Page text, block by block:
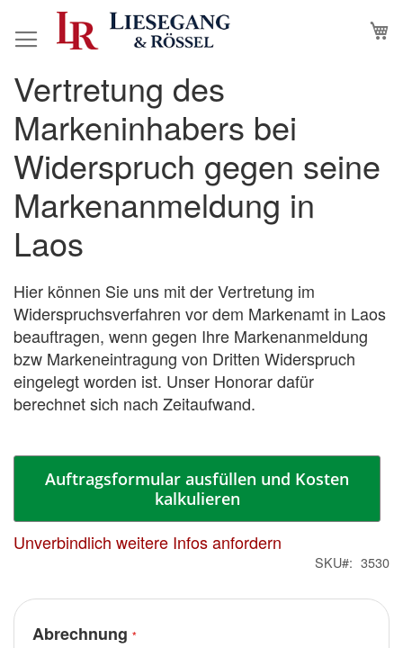
zum
Vertretung des
Markeninhabers bei
Widerspruch gegen seine
Markenanmeldung in
Laos
Hier können Sie uns mit der Vertretung im
Widerspruchsverfahren vor dem Markenamt in Laos
beauftragen, wenn gegen Ihre Markenanmeldung
bzw Markeneintragung von Dritten Widerspruch
eingelegt worden ist. Unser Honorar dafür
berechnet sich nach Zeitaufwand.
Auftragsformular ausfüllen und Kosten
kalkulieren
Unverbindlich weitere Infos anfordern
SKU 3530
Zum
Ende
der
Bildergalerie
springen
Zum
Anfang
der
Bildergalerie
springen
Abrechnung